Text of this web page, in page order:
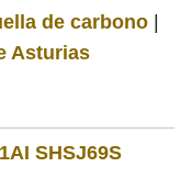
de carbono|
Asturias
SHSJ69S